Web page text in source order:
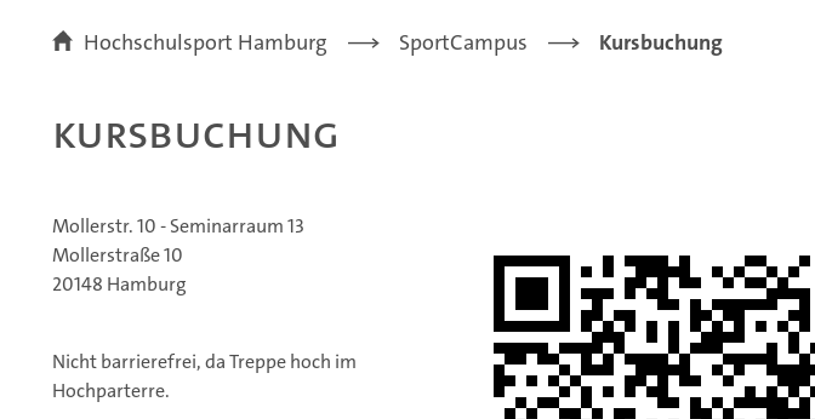
Hochschulsport Hamburg SportCampus Kursbuchung
Kursbuchung
Mollerstr. 10 - Seminarraum 13
Mollerstraße 10
20148 Hamburg
Nicht barrierefrei, da Treppe hoch im
Hochparterre.